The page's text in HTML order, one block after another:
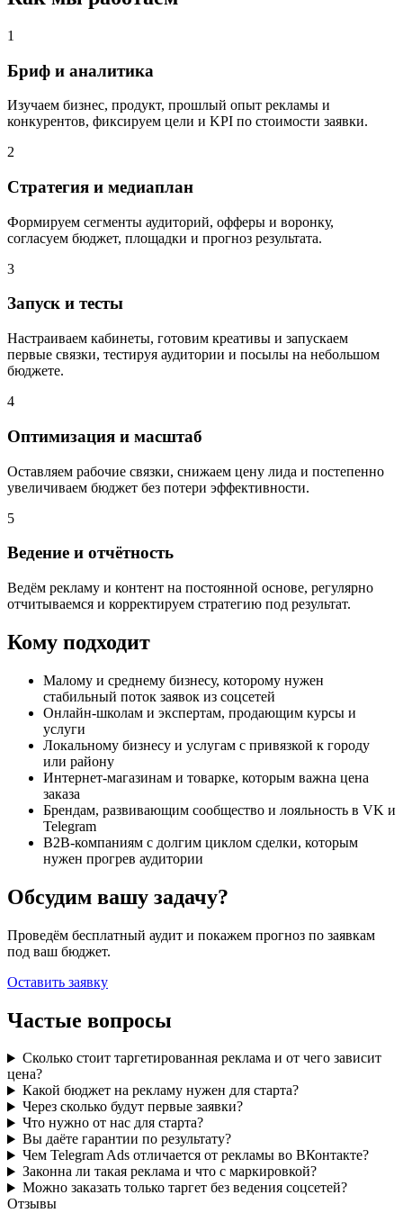
1
Бриф и аналитика
Изучаем бизнес, продукт, прошлый опыт рекламы и
конкурентов, фиксируем цели и KPI по стоимости заявки.
2
Стратегия и медиаплан
Формируем сегменты аудиторий, офферы и воронку,
согласуем бюджет, площадки и прогноз результата.
3
Запуск и тесты
Настраиваем кабинеты, готовим креативы и запускаем
первые связки, тестируя аудитории и посылы на небольшом
бюджете.
4
Оптимизация и масштаб
Оставляем рабочие связки, снижаем цену лида и постепенно
увеличиваем бюджет без потери эффективности.
5
Ведение и отчётность
Ведём рекламу и контент на постоянной основе, регулярно
отчитываемся и корректируем стратегию под результат.
Кому подходит
Малому и среднему бизнесу, которому нужен
стабильный поток заявок из соцсетей
Онлайн-школам и экспертам, продающим курсы и
услуги
Локальному бизнесу и услугам с привязкой к городу
или району
Интернет-магазинам и товарке, которым важна цена
заказа
Брендам, развивающим сообщество и лояльность в VK и
Telegram
B2B-компаниям с долгим циклом сделки, которым
нужен прогрев аудитории
Обсудим вашу задачу?
Проведём бесплатный аудит и покажем прогноз по заявкам
под ваш бюджет.
Оставить заявку
Частые вопросы
Сколько стоит таргетированная реклама и от чего зависит
цена?
Какой бюджет на рекламу нужен для старта?
Через сколько будут первые заявки?
Что нужно от нас для старта?
Вы даёте гарантии по результату?
Чем Telegram Ads отличается от рекламы во ВКонтакте?
Законна ли такая реклама и что с маркировкой?
Можно заказать только таргет без ведения соцсетей?
Отзывы